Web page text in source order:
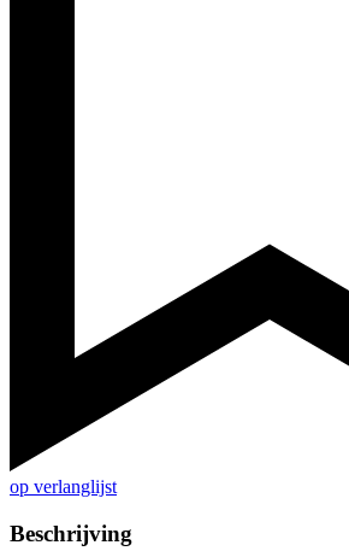
op verlanglijst
Beschrijving